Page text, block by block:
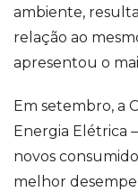
ambiente,
relação ao
apresentou o
Em setembro, a
Energia Elétrica
novos
melhor